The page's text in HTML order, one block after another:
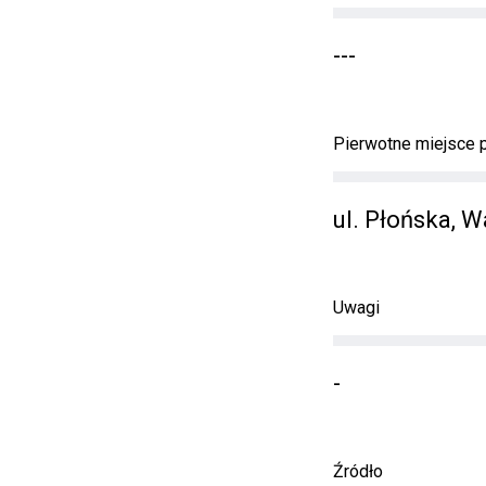
---
Pierwotne miejsce
ul. Płońska,
Uwagi
-
Źródło